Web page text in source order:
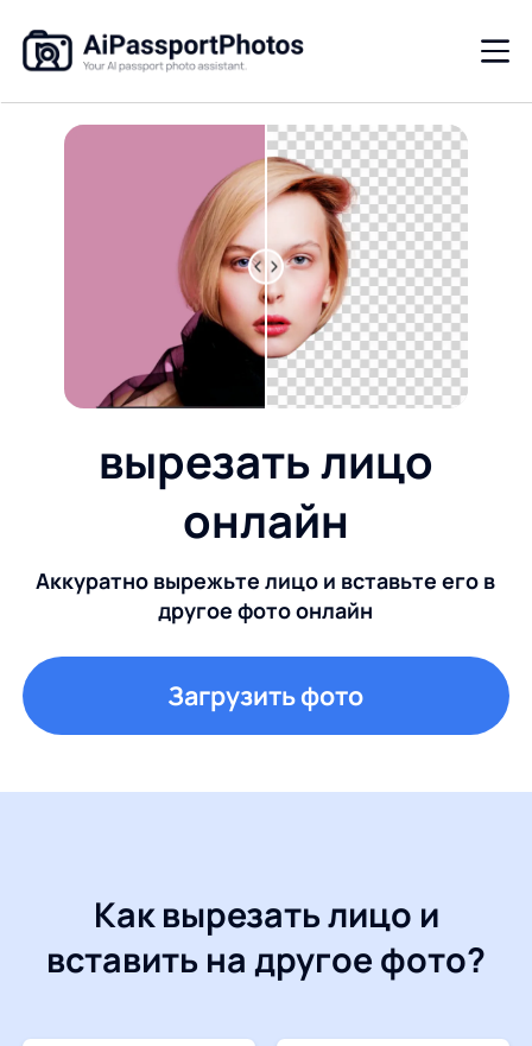
вырезать лицо
онлайн
Аккуратно вырежьте лицо и вставьте его в
другое фото онлайн
Загрузить фото
Как вырезать лицо и
вставить на другое фото?